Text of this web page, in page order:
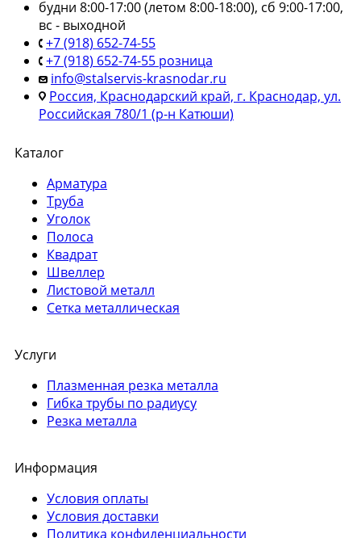
будни 8:00-17:00 (летом 8:00-18:00), сб 9:00-17:00,
вс - выходной
+7 (918) 652-74-55
+7 (918) 652-74-55 розница
info@stalservis-krasnodar.ru
Россия, Краснодарский край, г. Краснодар, ул.
Российская 780/1 (р-н Катюши)
Каталог
Арматура
Труба
Уголок
Полоса
Квадрат
Швеллер
Листовой металл
Сетка металлическая
Услуги
Плазменная резка металла
Гибка трубы по радиусу
Резка металла
Информация
Условия оплаты
Условия доставки
Политика конфиденциальности